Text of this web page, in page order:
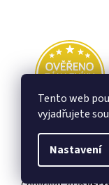
Tento web
vyjadřujete
Nastavení